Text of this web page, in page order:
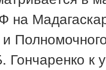
на
Гончаренко к